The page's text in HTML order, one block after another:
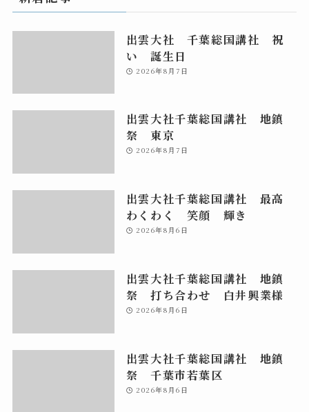
出雲大社 千葉総国講社 祝
い 誕生日
2026年8月7日
出雲大社千葉総国講社 地鎮
祭 東京
2026年8月7日
出雲大社千葉総国講社 最高
わくわく 笑顔 輝き
2026年8月6日
出雲大社千葉総国講社 地鎮
祭 打ち合わせ 白井興業様
2026年8月6日
出雲大社千葉総国講社 地鎮
祭 千葉市若葉区
2026年8月6日